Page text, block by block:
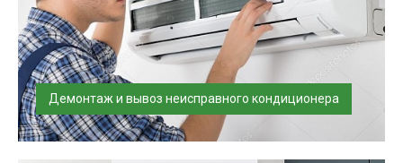
Демонтаж и вывоз неисправного кондиционера
Квалифицированное отключение и демонтаж